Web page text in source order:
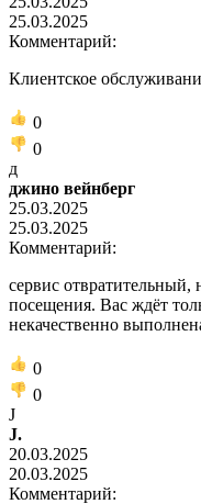
25.03.2025
Комментарий:
Клиентское
0
0
д
джино вейнберг
25.03.2025
25.03.2025
Комментарий:
сервис отвратительный,
посещения. Вас ждёт
некачественно
0
0
J
J.
20.03.2025
20.03.2025
Комментарий: